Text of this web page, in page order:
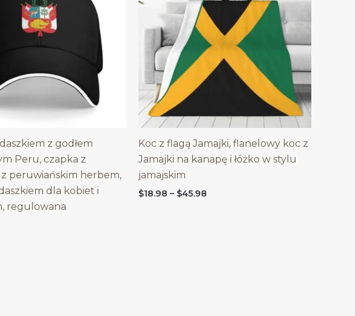
z godłem
Peru, czapka z
peruwiańskim herbem,
dla kobiet i
regulowana
Koc z flagą Jamajki, flanelowy koc z
Jamajki na kanapę i łóżko w stylu
jamajskim
$18.98 – $45.98